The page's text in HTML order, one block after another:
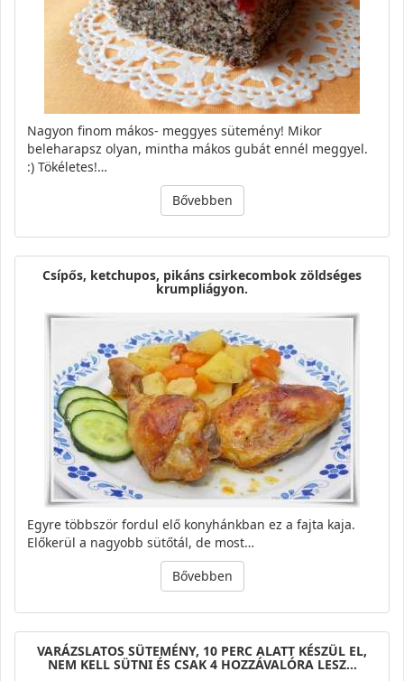
Nagyon finom mákos- meggyes sütemény! Mikor
beleharapsz olyan, mintha mákos gubát ennél meggyel.
:) Tökéletes!…
Bővebben
Csípős, ketchupos, pikáns csirkecombok zöldséges
krumpliágyon.
Egyre többször fordul elő konyhánkban ez a fajta kaja.
Előkerül a nagyobb sütőtál, de most…
Bővebben
VARÁZSLATOS SÜTEMÉNY, 10 PERC ALATT KÉSZÜL EL,
NEM KELL SÜTNI ÉS CSAK 4 HOZZÁVALÓRA LESZ…